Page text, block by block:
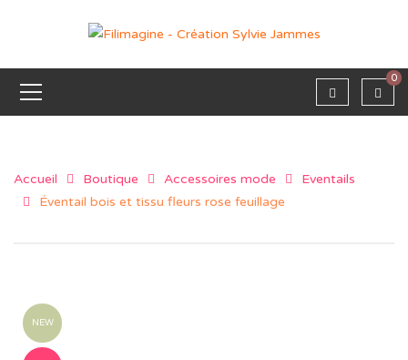
0
Accueil Boutique Accessoires mode
Eventails
Éventail bois et tissu fleurs rose feuillage
NEW